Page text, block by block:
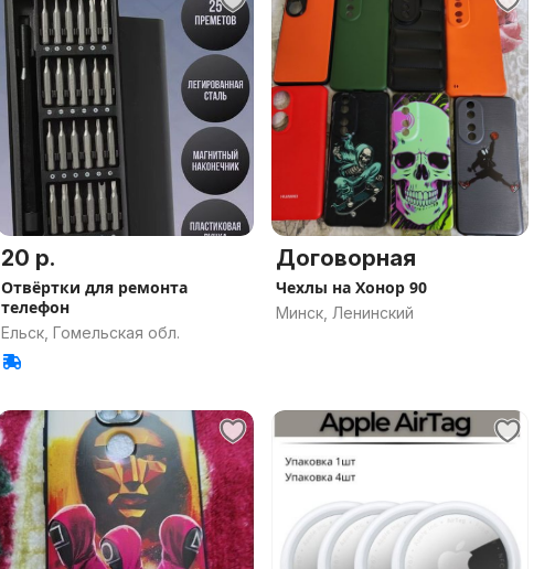
20 р.
Отвёртки для ремонта
телефон
Ельск, Гомельская обл.
Договорная
Чехлы на Хонор 90
Минск, Ленинский